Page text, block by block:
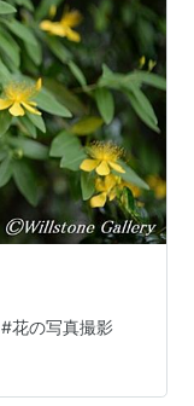
#花の写真撮影